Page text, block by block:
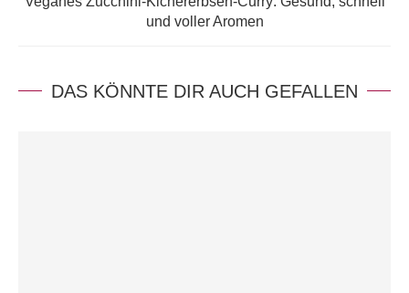
und voller Aromen
DAS KÖNNTE DIR AUCH GEFALLEN